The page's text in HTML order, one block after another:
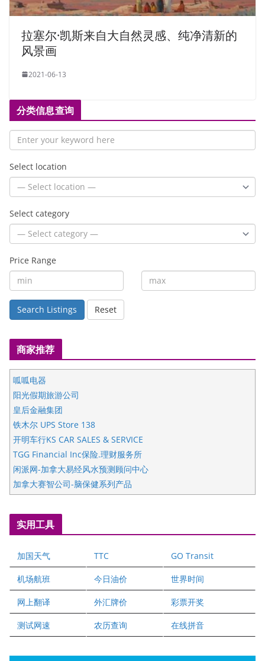
拉塞尔·凯斯来自大自然灵感、纯净清新的
风景画
2021-06-13
分类信息查询
Select location
Select category
Price Range
Search Listings Reset
商家推荐
呱呱电器
阳光假期旅游公司
皇后金融集团
铁木尔 UPS Store 138
开明车行KS CAR SALES & SERVICE
TGG Financial Inc保险.理财服务所
闲派网-加拿大易经风水预测顾问中心
加拿大赛智公司-脑保健系列产品
五星国艺拍卖及评估公司
国际注册执业营养师公会
爱德华连锁酒店万锦分店
健健宝公司
二十一世纪美联地产公司
全球趋势移民留学
盛达资本
正点印艺设计
实用工具
加国天气 TTC GO Transit
机场航班 今日油价 世界时间
网上翻译 外汇牌价 彩票开奖
测试网速 农历查询 在线拼音